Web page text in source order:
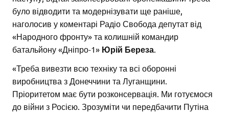
було відводити та модернізувати ще раніше,
наголосив у коментарі Радіо Свобода депутат від
«Народного фронту» та колишній командир
батальйону «Дніпро-1» Юрій Береза.
«Треба вивезти всю техніку та всі оборонні
виробництва з Донеччини та Луганщини.
Пріоритетом має бути розконсервація. Ми готуємося
до війни з Росією. Зрозуміти чи передбачити Путіна